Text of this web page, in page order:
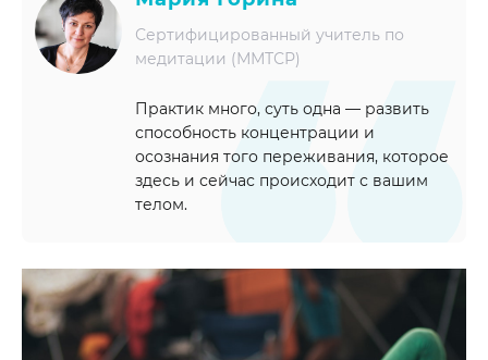
Сертифицированный учитель по
медитации (ММТСР)
Практик много, суть одна — развить
способность концентрации и
осознания того переживания, которое
здесь и сейчас происходит с вашим
телом.